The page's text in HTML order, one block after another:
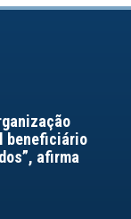
beneficiário
afirma